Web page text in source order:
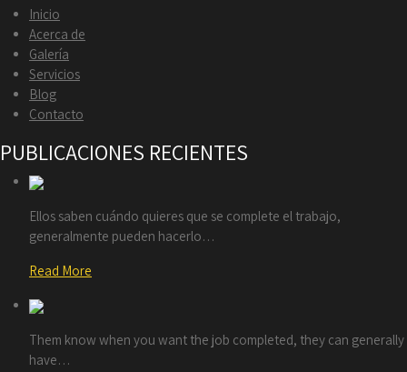
Inicio
Acerca de
Galería
Servicios
Blog
Contacto
PUBLICACIONES RECIENTES
Ellos saben cuándo quieres que se complete el trabajo,
generalmente pueden hacerlo…
Read More
Them know when you want the job completed, they can generally
have…